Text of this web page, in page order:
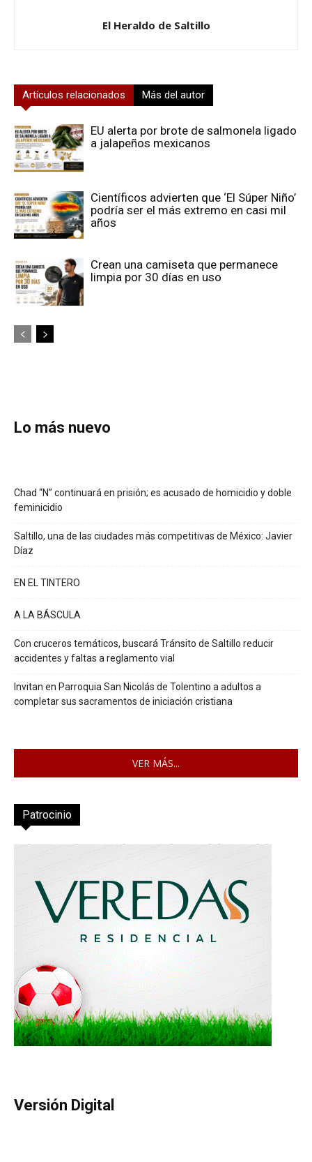
El Heraldo de Saltillo
Artículos relacionados Más del autor
EU alerta por brote de salmonela ligado
a jalapeños mexicanos
Científicos advierten que ‘El Súper Niño’
podría ser el más extremo en casi mil
años
Crean una camiseta que permanece
limpia por 30 días en uso
Lo más nuevo
Chad “N” continuará en prisión; es acusado de homicidio y doble
feminicidio
Saltillo, una de las ciudades más competitivas de México: Javier
Díaz
EN EL TINTERO
A LA BÁSCULA
Con cruceros temáticos, buscará Tránsito de Saltillo reducir
accidentes y faltas a reglamento vial
Invitan en Parroquia San Nicolás de Tolentino a adultos a
completar sus sacramentos de iniciación cristiana
VER MÁS...
Patrocinio
Versión Digital